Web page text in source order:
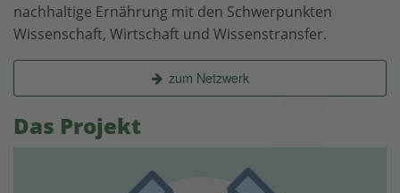
nachhaltige Ernährung mit den Schwerpunkten
Wissenschaft, Wirtschaft und Wissenstransfer.
zum Netzwerk
Das Projekt